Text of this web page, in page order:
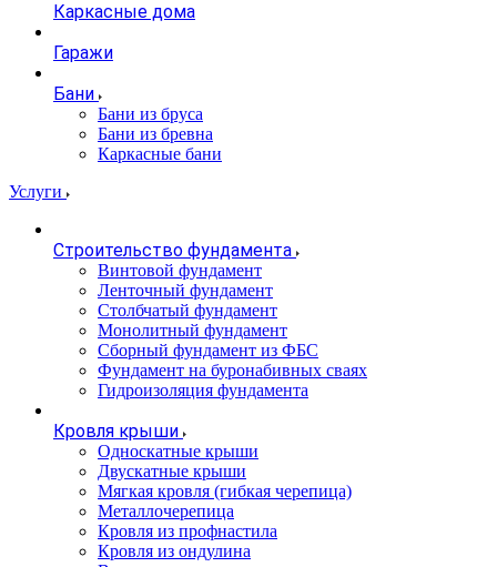
Каркасные дома
Гаражи
Бани
Бани из бруса
Бани из бревна
Каркасные бани
Услуги
Строительство фундамента
Винтовой фундамент
Ленточный фундамент
Столбчатый фундамент
Монолитный фундамент
Сборный фундамент из ФБС
Фундамент на буронабивных сваях
Гидроизоляция фундамента
Кровля крыши
Односкатные крыши
Двускатные крыши
Мягкая кровля (гибкая черепица)
Металлочерепица
Кровля из профнастила
Кровля из ондулина